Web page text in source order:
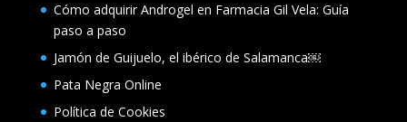
Cómo adquirir Androgel en Farmacia Gil Vela: Guía
paso a paso
Jamón de Guijuelo, el ibérico de Salamanca￼
Pata Negra Online
Política de Cookies